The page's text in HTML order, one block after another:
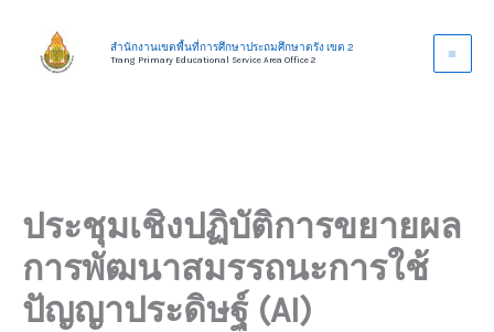
content
สำนักงานเขตพื้นที่การศึกษาประถมศึกษาตรัง เขต 2
Trang Primary Educational Service Area Office 2
ประชุมเชิงปฏิบัติการขยายผล
การพัฒนาสมรรถนะการใช้
ปัญญาประดิษฐ์ (AI)